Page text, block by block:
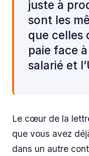
juste à
sont les
que celles
paie face
salarié et
Le cœur de la
que vous avez
dans un autre